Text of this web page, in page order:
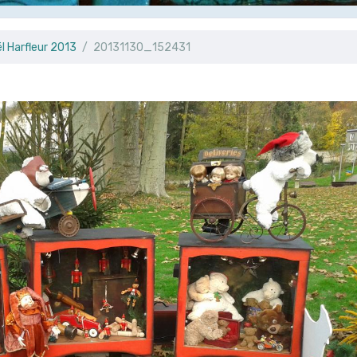
Harfleur 2013 20131130_152431